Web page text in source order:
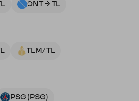
ONT → TL
TLM/TL
PSG (PSG)